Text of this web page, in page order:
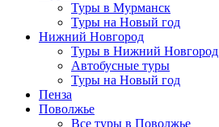
Туры в Мурманск
Туры на Новый год
Нижний Новгород
Туры в Нижний Новгород
Автобусные туры
Туры на Новый год
Пенза
Поволжье
Все туры в Поволжье